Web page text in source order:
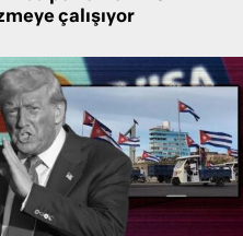
çalışıyor